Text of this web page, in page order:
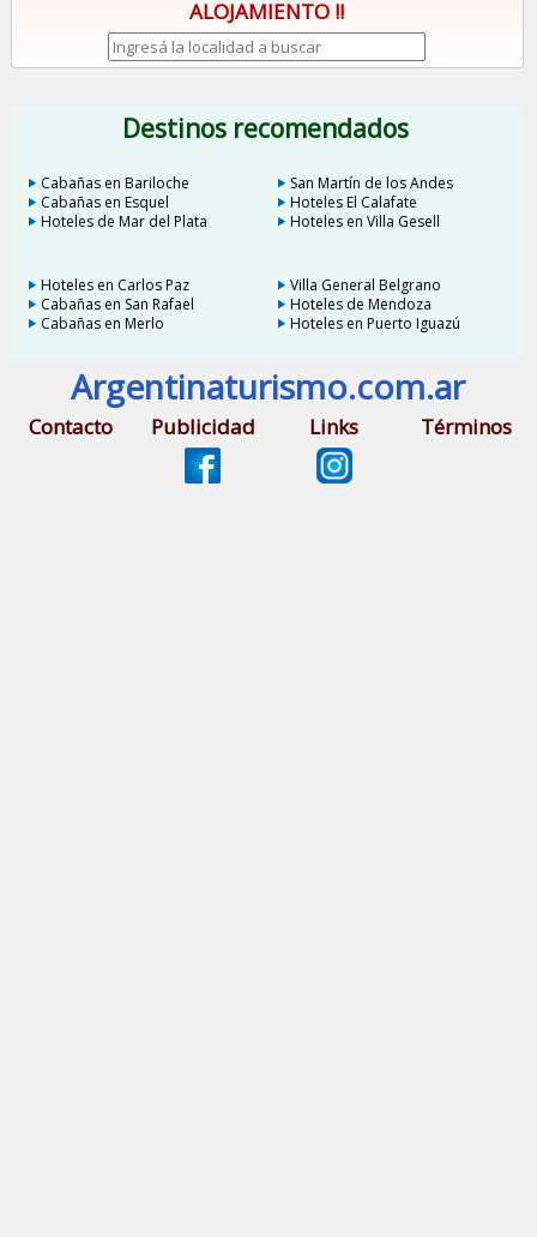
ALOJAMIENTO !!
Destinos recomendados
Cabañas en Bariloche
San Martín de los Andes
Cabañas en Esquel
Hoteles El Calafate
Hoteles de Mar del Plata
Hoteles en Villa Gesell
Hoteles en Carlos Paz
Villa General Belgrano
Cabañas en San Rafael
Hoteles de Mendoza
Cabañas en Merlo
Hoteles en Puerto Iguazú
Argentinaturismo.com.ar
Contacto Publicidad Links Términos